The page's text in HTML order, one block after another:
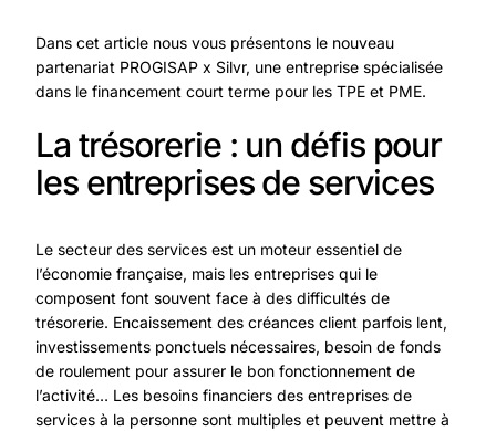
Dans cet article nous vous présentons le nouveau
partenariat PROGISAP x Silvr, une entreprise spécialisée
dans le financement court terme pour les TPE et PME.
La trésorerie : un défis pour
les entreprises de services
Le secteur des services est un moteur essentiel de
l’économie française, mais les entreprises qui le
composent font souvent face à des difficultés de
trésorerie. Encaissement des créances client parfois lent,
investissements ponctuels nécessaires, besoin de fonds
de roulement pour assurer le bon fonctionnement de
l’activité… Les besoins financiers des entreprises de
services à la personne sont multiples et peuvent mettre à